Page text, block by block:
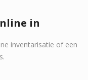
in
inventarisatie of een